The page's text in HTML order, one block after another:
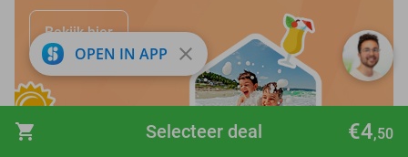
shopping_cart €4,50
Selecteer deal
Bekijk hier
OPEN IN APP close